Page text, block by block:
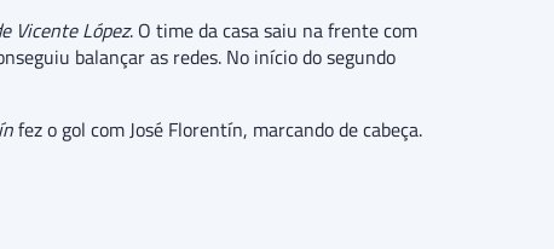
Vicente López. O time da casa saiu na frente com
balançar as redes. No início do segundo
fez o gol com José Florentín, marcando de cabeça.